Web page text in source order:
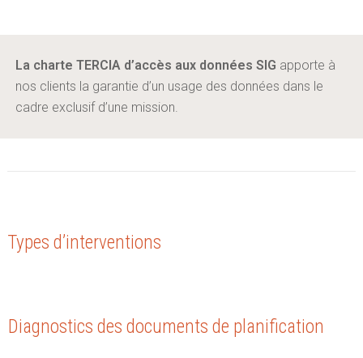
La charte TERCIA d’accès aux données SIG apporte à
nos clients la garantie d’un usage des données dans le
cadre exclusif d’une mission.
Types d’interventions
Diagnostics des documents de planification